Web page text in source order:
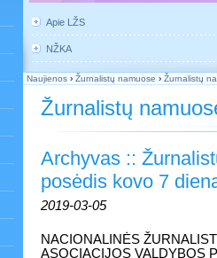
Apie LŽS
NŽKA
Naujienos › Žurnalistų namuose › Žurnalistų
Žurnalistų
Archyvas ::
posėdis kovo 7
2019-03-05
NACIONALINĖS
ASOCIACIJOS VALDYBOS